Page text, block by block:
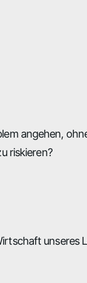
angehen,
riskieren?
unseres